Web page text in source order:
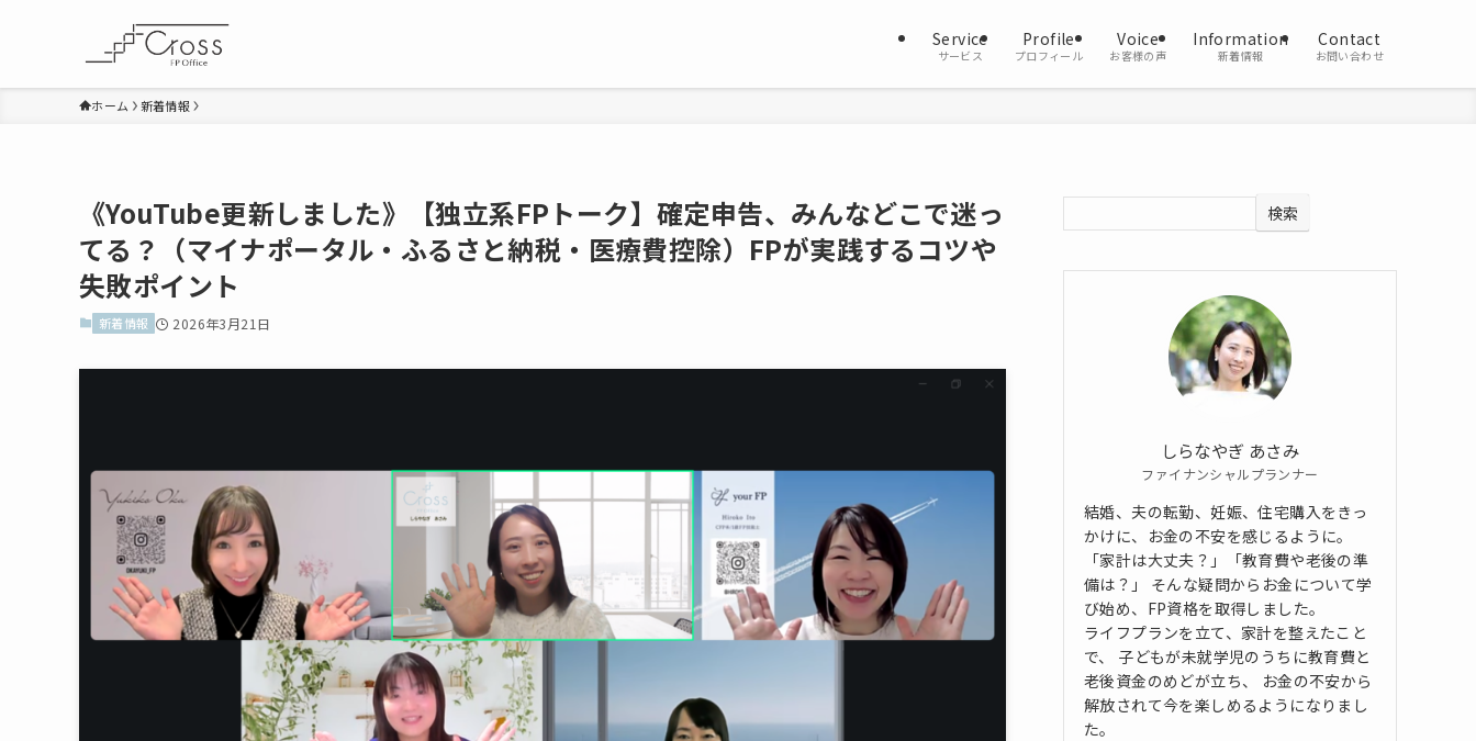
Service
サービス
Profile
プロフィール
Voice
お客様の声
Information
新着情報
Contact
お問い合わせ
ホーム 新着情報
《YouTube更新しました》【独立系FPトーク】確定申告、みんなどこで迷っ
てる？（マイナポータル・ふるさと納税・医療費控除）FPが実践するコツや
失敗ポイント
新着情報 2026年3月21日
検索
しらなやぎ あさみ
ファイナンシャルプランナー
結婚、夫の転勤、妊娠、住宅購入をきっ
かけに、お金の不安を感じるように。
「家計は大丈夫？」「教育費や老後の準
備は？」 そんな疑問からお金について学
び始め、FP資格を取得しました。
ライフプランを立て、家計を整えたこと
で、 子どもが未就学児のうちに教育費と
老後資金のめどが立ち、 お金の不安から
解放されて今を楽しめるようになりまし
た。